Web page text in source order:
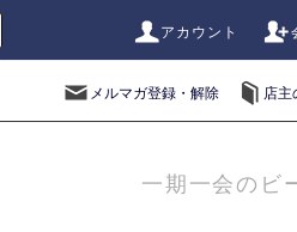
アカウント
メルマガ登録・解除 店主
一期一会のビ